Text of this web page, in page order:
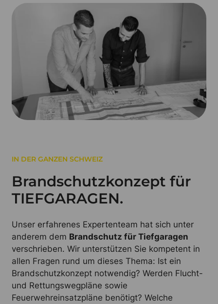
IN DER GANZEN SCHWEIZ
Brandschutzkonzept für
TIEFGARAGEN.
Unser erfahrenes Expertenteam hat sich unter
anderem dem Brandschutz für Tiefgaragen
verschrieben. Wir unterstützen Sie kompetent in
allen Fragen rund um dieses Thema: Ist ein
Brandschutzkonzept notwendig? Werden Flucht-
und Rettungswegpläne sowie
Feuerwehreinsatzpläne benötigt? Welche